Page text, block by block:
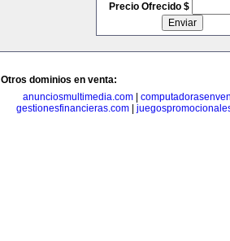
Precio Ofrecido $
Otros dominios en venta:
anunciosmultimedia.com
gestionesfinancieras.com